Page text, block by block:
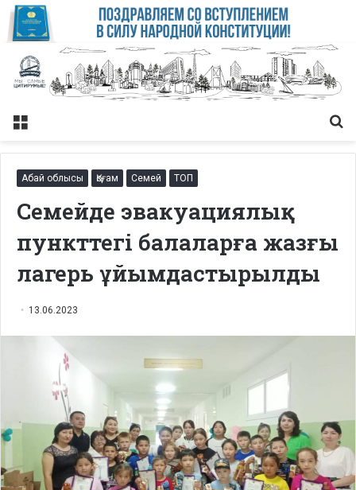
Меню
Абай облысы Қоғам Семей ТОП
Семейде эвакуациялық
пункттегі балаларға жазғы
лагерь ұйымдастырылды
13.06.2023